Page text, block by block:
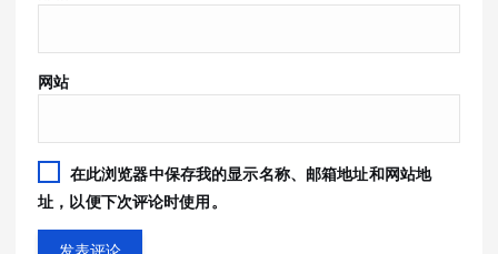
网站
在此浏览器中保存我的显示名称、邮箱地址和网站地
址，以便下次评论时使用。